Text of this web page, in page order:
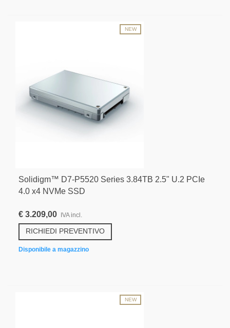
NEW
Solidigm™ D7-P5520 Series 3.84TB 2.5" U.2 PCIe
4.0 x4 NVMe SSD
€ 3.209,00 IVA incl.
RICHIEDI PREVENTIVO
Disponibile a magazzino
NEW